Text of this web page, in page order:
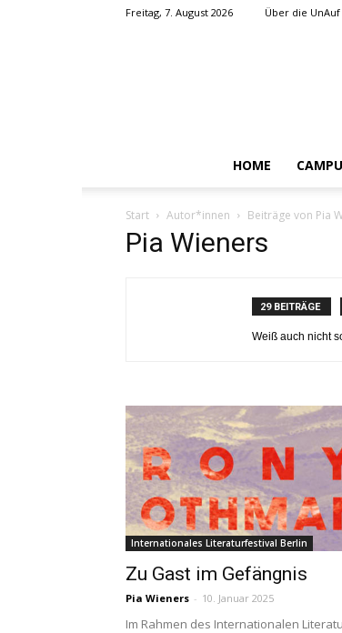
Freitag, 7. August 2026 Über die UnAuf
HOME
Start Autor*innen Beiträge von Pia
Pia Wieners
29 BEITRÄGE
Weiß auch nicht
Internationales Literaturfestival Berlin
Zu Gast im Gefängnis
Pia Wieners - 10. Januar 2025
Im Rahmen des Internationalen